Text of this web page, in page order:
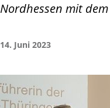
Nordhessen mit
14. Juni 2023